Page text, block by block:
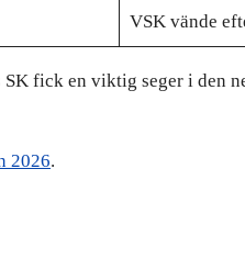
VSK vände
fick en viktig seger i den
2026.